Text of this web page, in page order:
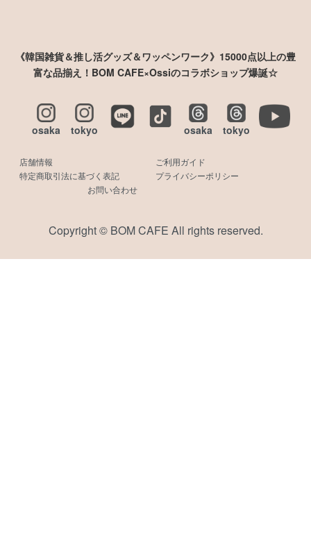
《韓国雑貨＆推し活グッズ＆ワッペンワーク》15000点以上の豊
富な品揃え！BOM CAFE×Ossiのコラボショップ爆誕☆
osaka tokyo osaka tokyo
店舗情報
ご利用ガイド
特定商取引法に基づく表記
プライバシーポリシー
お問い合わせ
Copyright © BOM CAFE All rights reserved.